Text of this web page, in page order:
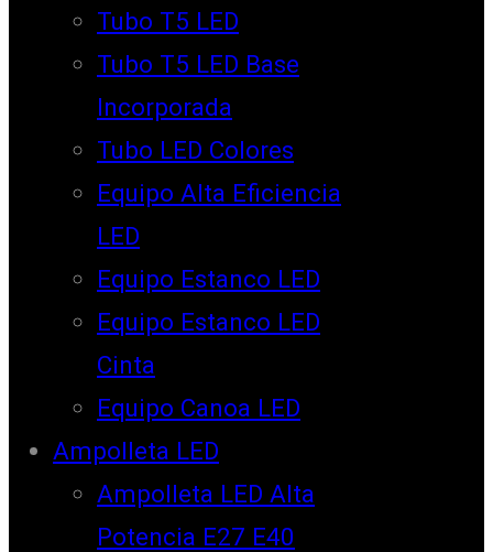
Tubo T5 LED
Tubo T5 LED Base
Incorporada
Tubo LED Colores
Equipo Alta Eficiencia
LED
Equipo Estanco LED
Equipo Estanco LED
Cinta
Equipo Canoa LED
Ampolleta LED
Ampolleta LED Alta
Potencia E27 E40